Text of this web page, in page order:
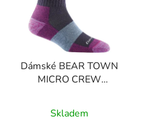
Dámské BEAR TOWN
MICRO CREW
ponožky
hodnocení
Skladem